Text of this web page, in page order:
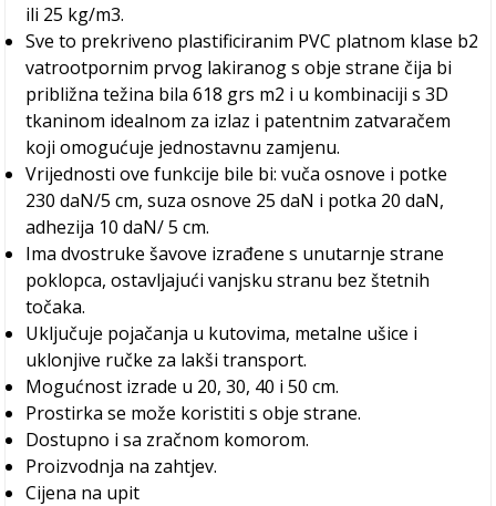
ili 25 kg/m3.
Sve to prekriveno plastificiranim PVC platnom klase b2
vatrootpornim prvog lakiranog s obje strane čija bi
približna težina bila 618 grs m2 i u kombinaciji s 3D
tkaninom idealnom za izlaz i patentnim zatvaračem
koji omogućuje jednostavnu zamjenu.
Vrijednosti ove funkcije bile bi: vuča osnove i potke
230 daN/5 cm, suza osnove 25 daN i potka 20 daN,
adhezija 10 daN/ 5 cm.
Ima dvostruke šavove izrađene s unutarnje strane
poklopca, ostavljajući vanjsku stranu bez štetnih
točaka.
Uključuje pojačanja u kutovima, metalne ušice i
uklonjive ručke za lakši transport.
Mogućnost izrade u 20, 30, 40 i 50 cm.
Prostirka se može koristiti s obje strane.
Dostupno i sa zračnom komorom.
Proizvodnja na zahtjev.
Cijena na upit